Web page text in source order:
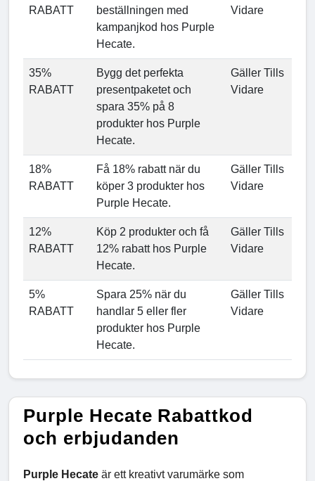
RABATT
beställningen med
kampanjkod hos Purple
Hecate.
Vidare
35%
RABATT
Bygg det perfekta
presentpaketet och
spara 35% på 8
produkter hos Purple
Hecate.
Gäller Tills
Vidare
18%
RABATT
Få 18% rabatt när du
köper 3 produkter hos
Purple Hecate.
Gäller Tills
Vidare
12%
RABATT
Köp 2 produkter och få
12% rabatt hos Purple
Hecate.
Gäller Tills
Vidare
5%
RABATT
Spara 25% när du
handlar 5 eller fler
produkter hos Purple
Hecate.
Gäller Tills
Vidare
Purple Hecate Rabattkod
och erbjudanden
Purple Hecate är ett kreativt varumärke som